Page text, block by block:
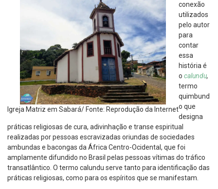
Igreja Matriz em Sabará/ Fonte: Reprodução da Internet
conexão
utilizados
pelo autor
para
contar
essa
história é
o calundu,
termo
quimbund
o que
designa
práticas religiosas de cura, adivinhação e transe espiritual
realizadas por pessoas escravizadas oriundas de sociedades
ambundas e bacongas da África Centro-Ocidental, que foi
amplamente difundido no Brasil pelas pessoas vítimas do tráfico
transatlântico. O termo calundu serve tanto para identificação das
práticas religiosas, como para os espíritos que se manifestam.